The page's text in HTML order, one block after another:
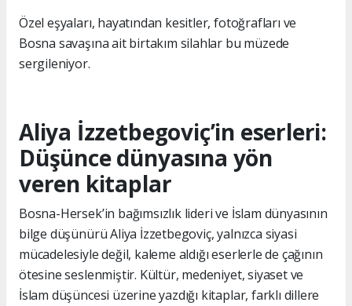
Özel eşyaları, hayatından kesitler, fotoğrafları ve
Bosna savaşına ait birtakım silahlar bu müzede
sergileniyor.
Aliya İzzetbegoviç’in eserleri:
Düşünce dünyasına yön
veren kitaplar
Bosna-Hersek’in bağımsızlık lideri ve İslam dünyasının
bilge düşünürü Aliya İzzetbegoviç, yalnızca siyasi
mücadelesiyle değil, kaleme aldığı eserlerle de çağının
ötesine seslenmiştir. Kültür, medeniyet, siyaset ve
İslam düşüncesi üzerine yazdığı kitaplar, farklı dillere